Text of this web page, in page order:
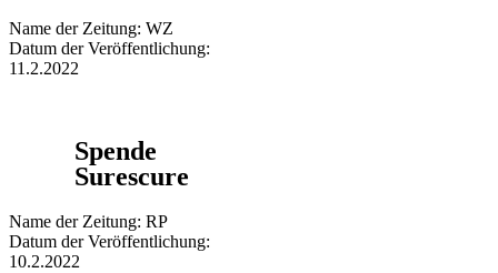
Name der Zeitung: WZ
Datum der Veröffentlichung:
11.2.2022
Spende
Surescure
Name der Zeitung: RP
Datum der Veröffentlichung:
10.2.2022